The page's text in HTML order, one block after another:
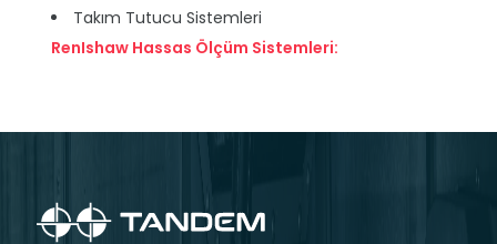
Takım Tutucu Sistemleri
RenIshaw Hassas Ölçüm Sistemleri: